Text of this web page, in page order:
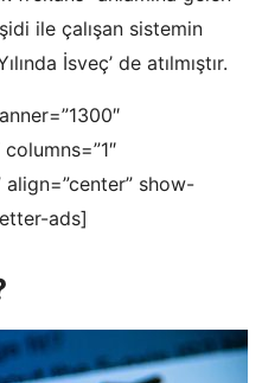
ile çalışan sistemin
İsveç’ de atılmıştır.
align=”center” show-
ads]